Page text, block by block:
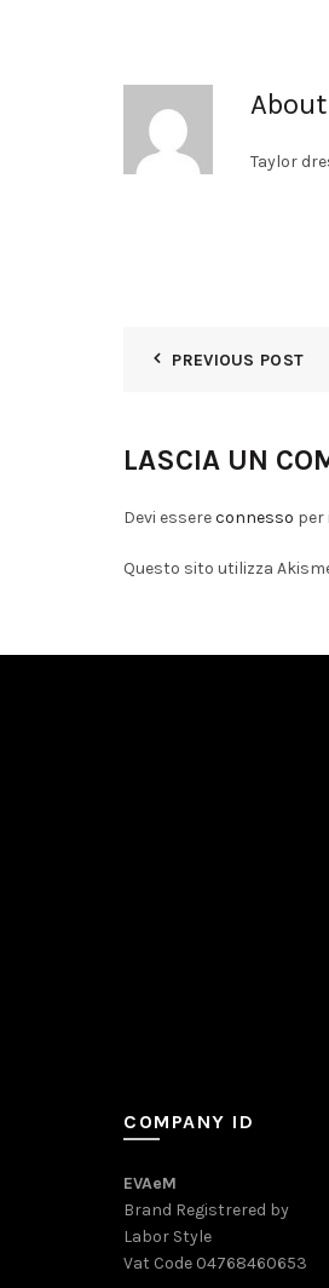
About
Taylor
PREVIOUS POST
LASCIA UN
Devi essereconnesso per
Questo sito utilizza
COMPANY ID
EVAeM
Brand Registrered by
Labor Style
Vat Code 04768460653